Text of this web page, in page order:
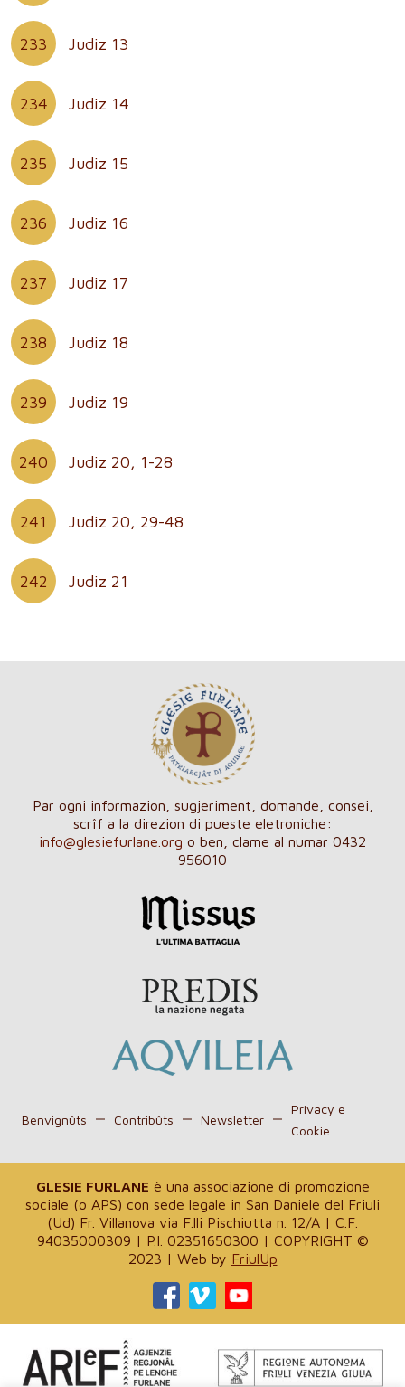
233 Judiz 13
234 Judiz 14
235 Judiz 15
236 Judiz 16
237 Judiz 17
238 Judiz 18
239 Judiz 19
240 Judiz 20, 1-28
241 Judiz 20, 29-48
242 Judiz 21
Par ogni informazion, sugjeriment, domande, consei,
scrîf a la direzion di pueste eletroniche:
info@glesiefurlane.org o ben, clame al numar 0432
956010
Benvignûts Contribûts Newsletter
Privacy e
Cookie
GLESIE FURLANE è una associazione di promozione
sociale (o APS) con sede legale in San Daniele del Friuli
(Ud) Fr. Villanova via F.lli Pischiutta n. 12/A | C.F.
94035000309 | P.I. 02351650300 | COPYRIGHT ©
2023 | Web by FriulUp